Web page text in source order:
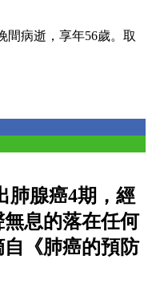
間病逝，享年56歲。取
肺腺癌4期，經
息的落在任何
《肺癌的預防